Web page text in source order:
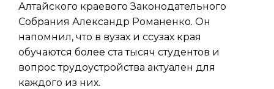
Алтайского краевого Законодательного
Собрания Александр Романенко. Он
напомнил, что в вузах и ссузах края
обучаются более ста тысяч студентов и
вопрос трудоустройства актуален для
каждого из них.